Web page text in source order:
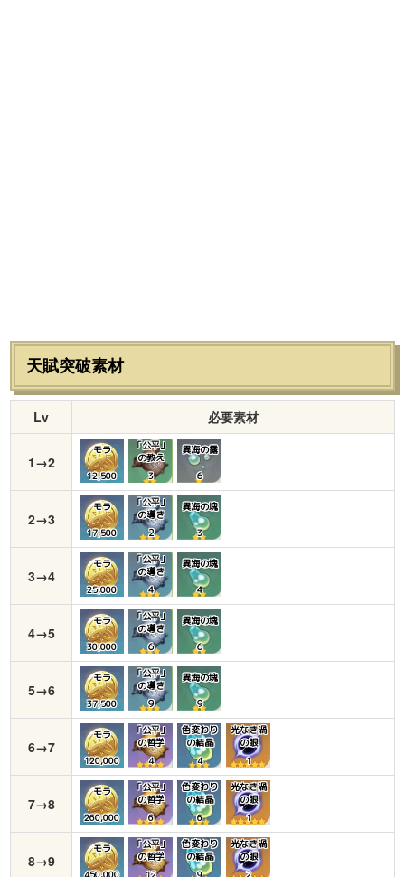
天賦突破素材
Lv 必要素材
1→2
モラ
12,500
「公平」
の教え
3
異海の露
６
2→3
モラ
17,500
「公平」
の導き
２
異海の塊
３
3→4
モラ
25,000
「公平」
の導き
４
異海の塊
４
4→5
モラ
30,000
「公平」
の導き
６
異海の塊
６
5→6
モラ
37,500
「公平」
の導き
９
異海の塊
９
6→7
モラ
120,000
「公平」
の哲学
4
色変わり
の結晶
4
光なき渦
の眼
1
7→8
モラ
260,000
「公平」
の哲学
6
色変わり
の結晶
6
光なき渦
の眼
1
8→9
モラ
「公平」
の哲学
色変わり
の結晶
光なき渦
の眼